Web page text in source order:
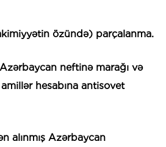
özündə) parçalanma.
neftinə marağı və
hesabına antisovet
alınmış Azərbaycan